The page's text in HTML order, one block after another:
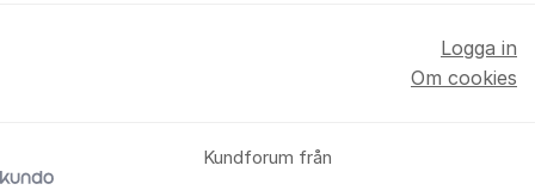
Kundforum från
Logga in
Om cookies